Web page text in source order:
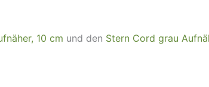
10 cm und den Stern Cord grau